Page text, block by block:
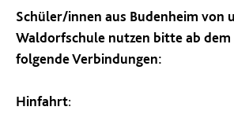
Schüler/innen aus Budenheim von
Waldorfschule nutzen bitte ab dem
folgende Verbindungen:
Hinfahrt: